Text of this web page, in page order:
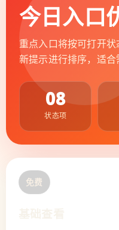
今日入口
重点入口将按可打开
新提示进行排序，适合
08
状态项
免费